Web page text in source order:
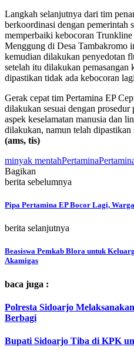
Langkah selanjutnya dari tim
berkoordinasi dengan pemerintah
memperbaiki kebocoran
Menggung di Desa Tambakromo
kemudian dilakukan penyedotan
setelah itu dilakukan
dipastikan tidak ada kebocoran
Gerak cepat tim Pertamina EP
dilakukan sesuai dengan prosedur
aspek keselamatan manusia dan
dilakukan, namun telah dipastikan
(ams, tis)
minyak mentahPertamina
Bagikan
berita sebelumnya
Pipa Pertamina EP Bocor Lagi,
berita selanjutnya
Beasiswa Pemkab Blora untuk
Akamigas
baca juga :
Polresta Sidoarjo
Berbagi
Bupati Sidoarjo Tiba di KPK